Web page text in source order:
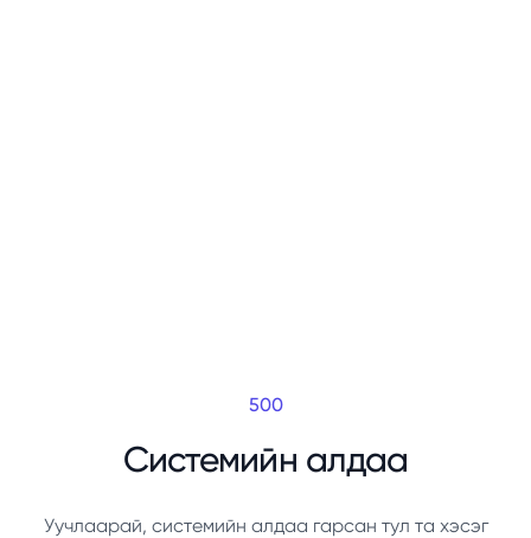
500
Системийн алдаа
Уучлаарай, системийн алдаа гарсан тул та хэсэг